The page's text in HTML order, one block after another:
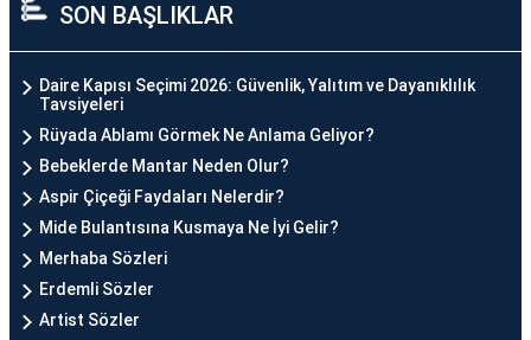
SON BAŞLIKLAR
Daire Kapısı Seçimi 2026: Güvenlik, Yalıtım ve Dayanıklılık
Tavsiyeleri
Rüyada Ablamı Görmek Ne Anlama Geliyor?
Bebeklerde Mantar Neden Olur?
Aspir Çiçeği Faydaları Nelerdir?
Mide Bulantısına Kusmaya Ne İyi Gelir?
Merhaba Sözleri
Erdemli Sözler
Artist Sözler